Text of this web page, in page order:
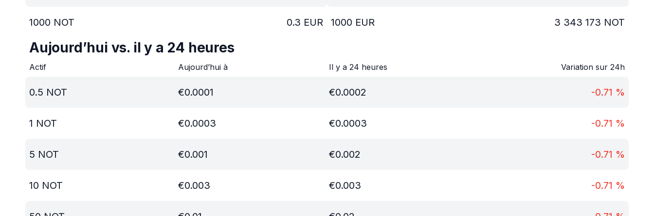
1000 NOT 0.3 EUR 1000 EUR 3 343 173 NOT
Aujourd’hui vs. il y a 24 heures
Actif Aujourd’hui à Il y a 24 heures Variation sur 24h
0.5 NOT €0.0001 €0.0002 -0.71 %
1 NOT €0.0003 €0.0003 -0.71 %
5 NOT €0.001 €0.002 -0.71 %
10 NOT €0.003 €0.003 -0.71 %